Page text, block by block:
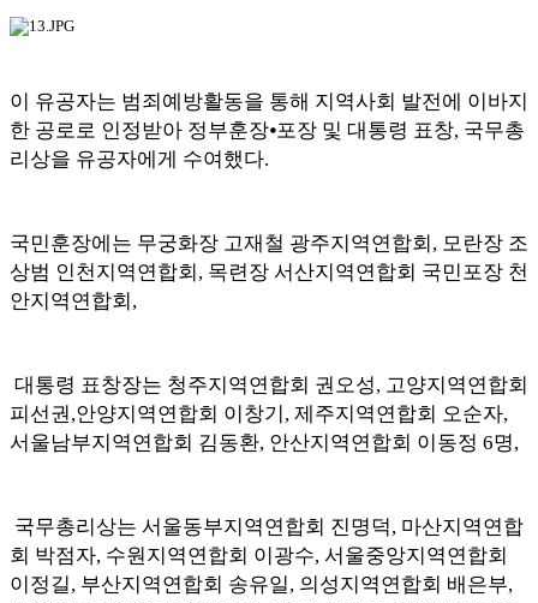
이 유공자는 범죄예방활동을 통해 지역사회 발전에 이바지
한 공로로 인정받아 정부훈장⦁포장 및 대통령 표창, 국무총
리상을 유공자에게 수여했다.
국민훈장에는 무궁화장 고재철 광주지역연합회 , 모란장 조
상범 인천지역연합회 , 목련장 서산지역연합회 국민포장 천
안지역연합회 ,
대통령 표창장는 청주지역연합회 권오성, 고양지역연합회
피선권,안양지역연합회 이창기 , 제주지역연합회 오순자,
서울남부지역연합회 김동환, 안산지역연합회 이동정 6명,
국무총리상는 서울동부지역연합회 진명덕, 마산지역연합
회 박점자, 수원지역연합회 이광수, 서울중앙지역연합회
이정길, 부산지역연합회 송유일, 의성지역연합회 배은부,